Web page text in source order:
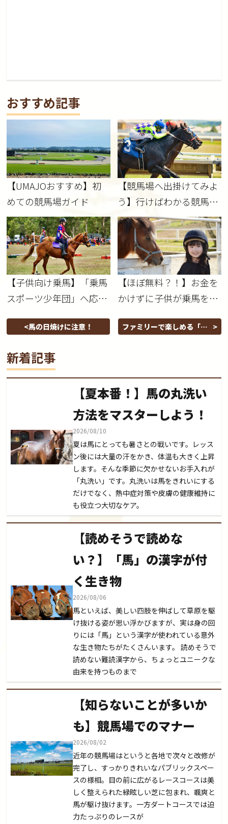
おすすめ記事
【UMAJOおすすめ】初
めての競馬場ガイド
【競馬場へ出掛けてみよ
う】行けばわかる競馬の
魅力
【子供向け乗馬】「乗馬
スポーツ少年団」へ応募
【ほぼ無料？！】お金を
かけずに子供が乗馬を習
馬の日焼けに注意！
ファミリーで楽しめる「阪
新着記事
【夏本番！】馬の丸洗い
方法をマスターしよう！
2026/08/10
夏は馬にとっても暑さとの戦いです。レッス
ン後には大量の汗をかき、体温も大きく上昇
します。そんな季節に欠かせないお手入れが
「丸洗い」です。丸洗いは馬をきれいにする
だけでなく、熱中症対策や皮膚の健康維持に
も役立つ大切なケア。
【読めそうで読めな
い？】「馬」の漢字が付
く生き物
2026/08/06
馬といえば、美しい四肢を伸ばして草原を駆
け抜ける姿が思い浮かびますが、実は身の回
りには「馬」という漢字が使われている意外
な生き物たちがたくさんいます。 読めそうで
読めない難読漢字から、ちょっとユニークな
由来を持つものまで
【知らないことが多いか
も】競馬場でのマナー
2026/08/02
近年の競馬場はというと各地で次々と改修が
完了し、すっかりきれいなパブリックスペー
スの様相。目の前に広がるレースコースは美
しく整えられた緑眩しい芝に包まれ、颯爽と
馬が駆け抜けます。一方ダートコースでは迫
力たっぷりのレースが